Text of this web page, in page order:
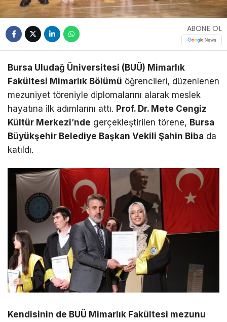
ABONE OL
Bursa Uludağ Üniversitesi (BUÜ) Mimarlık
Fakültesi Mimarlık Bölümü öğrencileri, düzenlenen
mezuniyet töreniyle diplomalarını alarak meslek
hayatına ilk adımlarını attı. Prof. Dr. Mete Cengiz
Kültür Merkezi’nde gerçekleştirilen törene, Bursa
Büyükşehir Belediye Başkan Vekili Şahin Biba da
katıldı.
Kendisinin de BUÜ Mimarlık Fakültesi mezunu